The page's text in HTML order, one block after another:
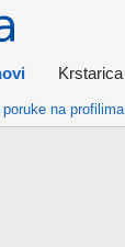
Krstarica
poruke na profilima